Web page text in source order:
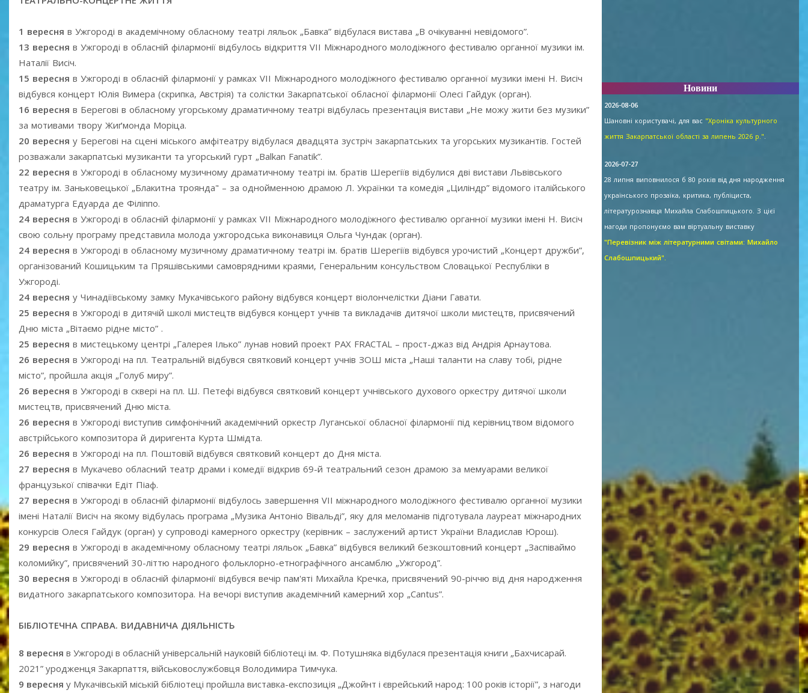
1 вересня в Ужгороді в академічному обласному театрі ляльок „Бавка” відбулася вистава „В очікуванні невідомого”.
13 вересня в Ужгороді в обласній філармонії відбулось відкриття VIІ Міжнародного молодіжного фестивалю органної музики ім.
Наталії Висіч.
15 вересня в Ужгороді в обласній філармонії у рамках VIІ Міжнародного молодіжного фестивалю органної музики імені Н. Висіч
відбувся концерт Юлія Вимера (скрипка, Австрія) та солістки Закарпатської обласної філармонії Олесі Гайдук (орган).
16 вересня в Берегові в обласному угорському драматичному театрі відбулась презентація вистави „Не можу жити без музики”
за мотивами твору Жиґмонда Моріца.
20 вересня у Берегові на сцені міського амфітеатру відбулася двадцята зустріч закарпатських та угорських музикантів. Гостей
розважали закарпатські музиканти та угорський гурт „Balkan Fanatik”.
22 вересня в Ужгороді в обласному музичному драматичному театрі ім. братів Шерегіїв відбулися дві вистави Львівського
театру ім. Заньковецької „Блакитна троянда" – за однойменною драмою Л. Українки та комедія „Циліндр” відомого італійського
драматурга Едуарда де Філіппо.
24 вересня в Ужгороді в обласній філармонії у рамках VIІ Міжнародного молодіжного фестивалю органної музики імені Н. Висіч
свою сольну програму представила молода ужгородська виконавиця Ольга Чундак (орган).
24 вересня в Ужгороді в обласному музичному драматичному театрі ім. братів Шерегіїв відбувся урочистий „Концерт дружби”,
організований Кошицьким та Пряшівськими самоврядними краями, Генеральним консульством Словацької Республіки в
Ужгороді.
24 вересня у Чинадіївському замку Мукачівського району відбувся концерт віолончелістки Діани Гавати.
25 вересня в Ужгороді в дитячій школі мистецтв відбувся концерт учнів та викладачів дитячої школи мистецтв, присвячений
Дню міста „Вітаємо рідне місто” .
25 вересня в мистецькому центрі „Галерея Ілько” лунав новий проект PAX FRACTAL – прост-джаз від Андрія Арнаутова.
26 вересня в Ужгороді на пл. Театральній відбувся святковий концерт учнів ЗОШ міста „Наші таланти на славу тобі, рідне
місто”, пройшла акція „Голуб миру”.
26 вересня в Ужгороді в сквері на пл. Ш. Петефі відбувся святковий концерт учнівського духового оркестру дитячої школи
мистецтв, присвячений Дню міста.
26 вересня в Ужгороді виступив симфонічний академічний оркестр Луганської обласної філармонії під керівництвом відомого
австрійського композитора й диригента Курта Шмідта.
26 вересня в Ужгороді на пл. Поштовій відбувся святковий концерт до Дня міста.
27 вересня в Мукачево обласний театр драми і комедії відкрив 69-й театральний сезон драмою за мемуарами великої
французької співачки Едіт Піаф.
27 вересня в Ужгороді в обласній філармонії відбулось завершення VIІ міжнародного молодіжного фестивалю органної музики
імені Наталії Висіч на якому відбулась програма „Музика Антоніо Вівальді”, яку для меломанів підготувала лауреат міжнародних
конкурсів Олеся Гайдук (орган) у супроводі камерного оркестру (керівник – заслужений артист України Владислав Юрош).
29 вересня в Ужгороді в академічному обласному театрі ляльок „Бавка” відбувся великий безкоштовний концерт „Заспіваймо
коломийку”, присвячений 30-літтю народного фольклорно-етнографічного ансамблю „Ужгород”.
30 вересня в Ужгороді в обласній філармонії відбувся вечір пам'яті Михайла Кречка, присвячений 90-річчю від дня народження
видатного закарпатського композитора. На вечорі виступив академічний камерний хор „Сantus”.
БІБЛІОТЕЧНА СПРАВА. ВИДАВНИЧА ДІЯЛЬНІСТЬ
8 вересня в Ужгороді в обласній універсальній науковій бібліотеці ім. Ф. Потушняка відбулася презентація книги „Бахчисарай.
2021” уродженця Закарпаття, військовослужбовця Володимира Тимчука.
9 вересня у Мукачівській міській бібліотеці пройшла виставка-експозиція „Джойнт і єврейський народ: 100 років історії”, з нагоди
Новини
2026-08-06
Шановні користувачі, для вас "Хроніка культурного
життя Закарпатської області за липень 2026 р.".
2026-07-27
28 липня виповнилося б 80 років від дня народження
українського прозаїка, критика, публіциста,
літературознавця Михайла Слабошпицького. З цієї
нагоди пропонуємо вам віртуальну виставку
"Перевізник між літературними світами: Михайло
Слабошпицький".